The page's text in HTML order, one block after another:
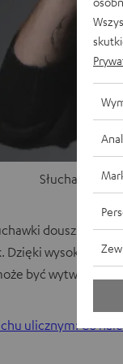
Słuchawki
douszne,
Dzięki wysokiej
być wytwarzany
ulicznym: Co